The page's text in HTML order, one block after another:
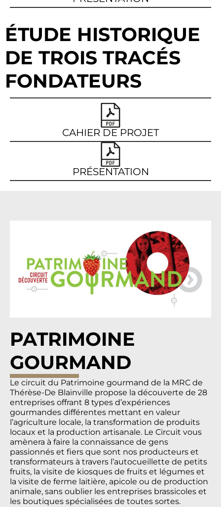
ÉTUDE HISTORIQUE
DE TROIS TRACÉS
FONDATEURS
CAHIER DE PROJET
PRÉSENTATION
PATRIMOINE
GOURMAND
Le circuit du Patrimoine gourmand de la MRC de
Thérèse-De Blainville propose la découverte de 28
entreprises offrant 8 types d’expériences
gourmandes différentes mettant en valeur
l’agriculture locale, la transformation de produits
locaux et la production artisanale. Le Circuit vous
amènera à faire la connaissance de gens
passionnés et fiers que sont nos producteurs et
transformateurs à travers l’autocueillette de petits
fruits, la visite de kiosques de fruits et légumes et
la visite de ferme laitière, apicole ou de production
animale, sans oublier les entreprises brassicoles et
les boutiques spécialisées de toutes sortes.